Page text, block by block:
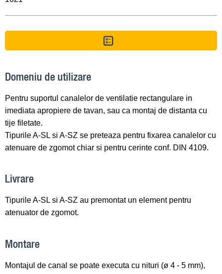
Domeniu de utilizare
Pentru suportul canalelor de ventilatie rectangulare in
imediata apropiere de tavan, sau ca montaj de distanta cu
tije filetate.
Tipurile A-SL si A-SZ se preteaza pentru fixarea canalelor cu
atenuare de zgomot chiar si pentru cerinte conf. DIN 4109.
Livrare
Tipurile A-SL si A-SZ au premontat un element pentru
atenuator de zgomot.
Montare
Montajul de canal se poate executa cu nituri (ø 4 - 5 mm),